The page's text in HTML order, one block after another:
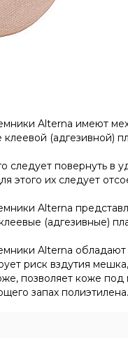
Alterna имеют
(адгезивной)
следует повернуть в
этого их следует
Alterna
(адгезивные)
Alterna
риск вздутия
позволяет коже
запах полиэтилена.